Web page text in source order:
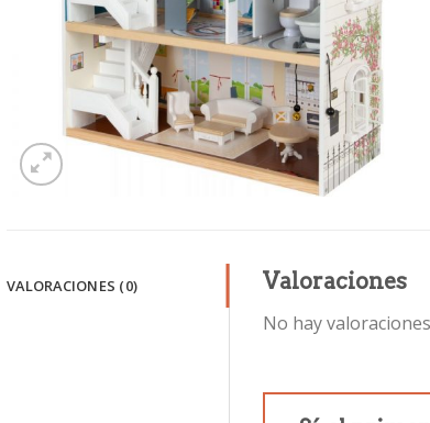
VALORACIONES (0) Valoraciones
No hay